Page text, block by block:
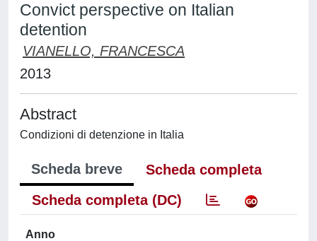
Convict perspective on Italian
detention
VIANELLO, FRANCESCA
2013
Abstract
Condizioni di detenzione in Italia
Scheda breve
Scheda completa
Scheda completa (DC)
Anno